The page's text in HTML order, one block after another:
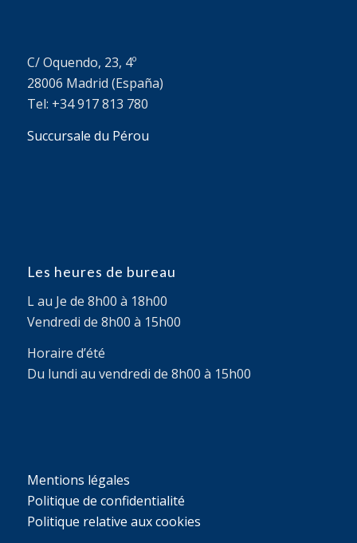
C/ Oquendo, 23, 4º
28006 Madrid (España)
Tel: +34 917 813 780
Succursale du Pérou
Les heures de bureau
L au Je de 8h00 à 18h00
Vendredi de 8h00 à 15h00
Horaire d’été
Du lundi au vendredi de 8h00 à 15h00
Mentions légales
Politique de confidentialité
Politique relative aux cookies